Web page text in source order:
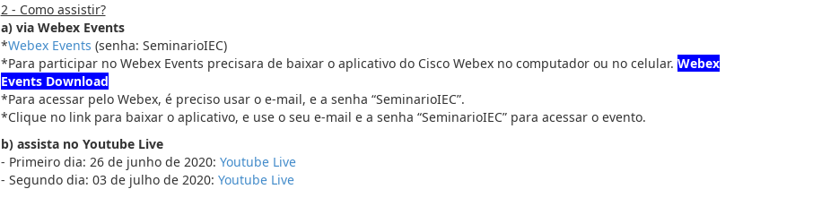
2 - Como assistir?
a) via Webex Events
*Webex Events (senha: SeminarioIEC)
*Para participar no Webex Events precisara de baixar o aplicativo do Cisco Webex no computador ou no celular. Webex
Events Download
*Para acessar pelo Webex, é preciso usar o e-mail, e a senha “SeminarioIEC”.
*Clique no link para baixar o aplicativo, e use o seu e-mail e a senha “SeminarioIEC” para acessar o evento.
b) assista no Youtube Live
- Primeiro dia: 26 de junho de 2020: Youtube Live
- Segundo dia: 03 de julho de 2020: Youtube Live